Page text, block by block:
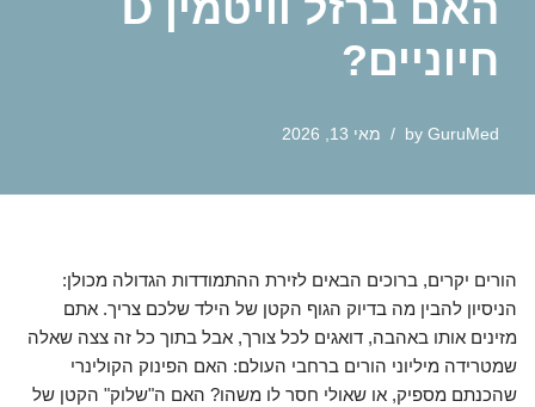
חיוניים?
by GuruMed מאי 13, 2026
הורים יקרים, ברוכים הבאים לזירת ההתמודדות הגדולה מכולן:
הניסיון להבין מה בדיוק הגוף הקטן של הילד שלכם צריך. אתם
מזינים אותו באהבה, דואגים לכל צורך, אבל בתוך כל זה צצה שאלה
שמטרידה מיליוני הורים ברחבי העולם: האם הפינוק הקולינרי
שהכנתם מספיק, או שאולי חסר לו משהו? האם ה"שלוק" הקטן של